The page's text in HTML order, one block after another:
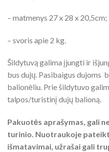
– matmenys 27 x 28 x 20,5cm;
– svoris apie 2 kg.
Šildytuvą galima įjungti ir
bus dujų. Pasibaigus dujoms
balionėliu. Prie šildytuvo
talpos/turistinį dujų balioną.
Pakuotės aprašymas, gali
turinio. Nuotraukoje
išmatavimai, užrašai gali